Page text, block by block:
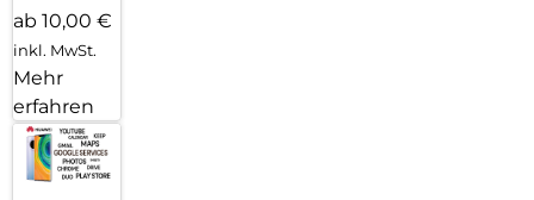
ab 10,00 €
inkl. MwSt.
Mehr
erfahren